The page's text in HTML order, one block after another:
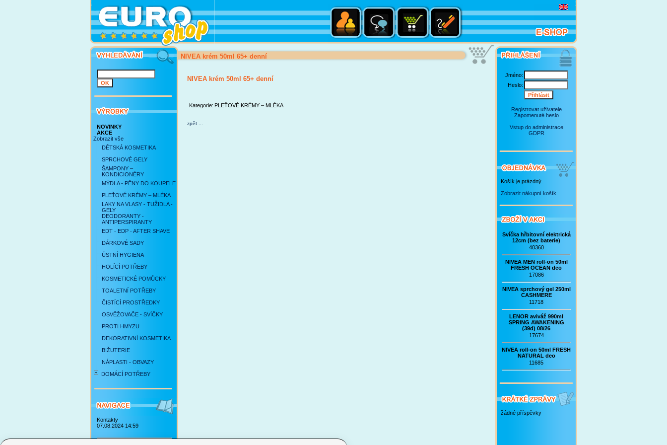
NOVINKY
AKCE
Zobrazit vše
DĚTSKÁ KOSMETIKA
SPRCHOVÉ GELY
ŠAMPONY –
KONDICIONÉRY
MÝDLA - PĚNY DO KOUPELE
PLEŤOVÉ KRÉMY – MLÉKA
LAKY NA VLASY - TUŽIDLA -
GELY
DEODORANTY -
ANTIPERSPIRANTY
EDT - EDP - AFTER SHAVE
DÁRKOVÉ SADY
ÚSTNÍ HYGIENA
HOLÍCÍ POTŘEBY
KOSMETICKÉ POMŮCKY
TOALETNÍ POTŘEBY
ČISTÍCÍ PROSTŘEDKY
OSVĚŽOVAČE - SVÍČKY
PROTI HMYZU
DEKORATIVNÍ KOSMETIKA
BIŽUTERIE
NÁPLASTI - OBVAZY
DOMÁCÍ POTŘEBY
Kontakty
07.08.2024 14:59
NIVEA krém 50ml 65+ denní
NIVEA krém 50ml 65+ denní
Kategorie: PLEŤOVÉ KRÉMY – MLÉKA
zpět ...
Jméno:
Heslo:
Registrovat uživatele
Zapomenuté heslo
Vstup do administrace
GDPR
Košík je prázdný.
Zobrazit nákupní košík
Svíčka hřbitovní elektrická
12cm (bez baterie)
40360
NIVEA MEN roll-on 50ml
FRESH OCEAN deo
17086
NIVEA sprchový gel 250ml
CASHMERE
11718
LENOR aviváž 990ml
SPRING AWAKENING
(39d) 08/26
17674
NIVEA roll-on 50ml FRESH
NATURAL deo
11685
žádné příspěvky